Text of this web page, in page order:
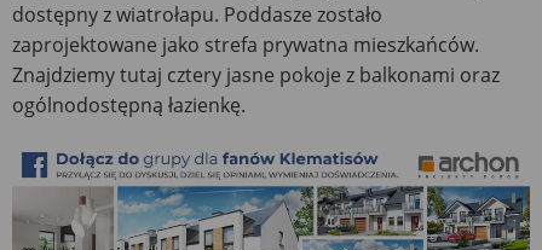
dostępny z wiatrołapu. Poddasze zostało
zaprojektowane jako strefa prywatna mieszkańców.
Znajdziemy tutaj cztery jasne pokoje z balkonami oraz
ogólnodostępną łazienkę.